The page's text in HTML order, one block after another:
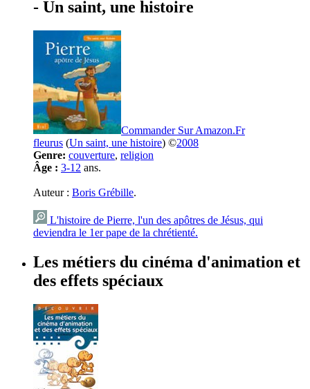
- Un saint, une histoire
Commander Sur Amazon.Fr
fleurus (Un saint, une histoire) ©2008
Genre: couverture, religion
Âge : 3-12 ans.
Auteur : Boris Grébille.
L'histoire de Pierre, l'un des apôtres de Jésus, qui
deviendra le 1er pape de la chrétienté.
Les métiers du cinéma d'animation et
des effets spéciaux